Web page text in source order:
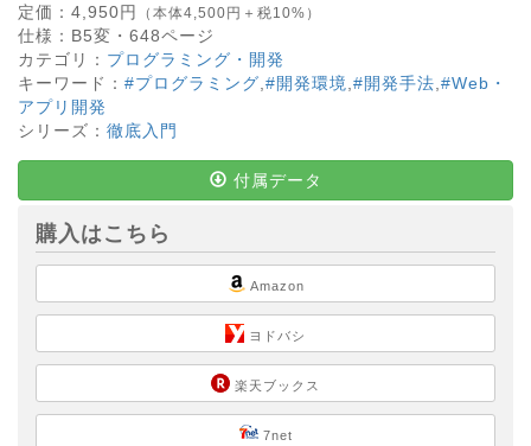
定価： 4,950円 （本体4,500円＋税10%）
仕様： B5変・ 648ページ
カテゴリ： プログラミング・開発
キーワード： #プログラミング #開発環境 #開発手法 #Web・
アプリ開発
シリーズ： 徹底入門
付属データ
購入はこちら
Amazon
ヨドバシ
楽天ブックス
7net